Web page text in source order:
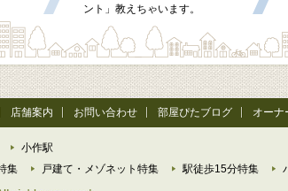
ント」教えちゃいます。
店舗案内 お問い合わせ 部屋ぴたブログ オーナ
小作駅
集
戸建て・メゾネット特集 駅徒歩15分特集